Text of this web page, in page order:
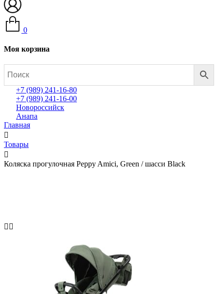
0
Моя корзина
+7 (989) 241-16-80
+7 (989) 241-16-00
Новороссийск
Анапа
Главная
Товары
Коляска прогулочная Peppy Amici, Green / шасси Black